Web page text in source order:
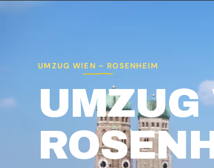
UMZUG WIEN – ROSENHEIM
UMZUG